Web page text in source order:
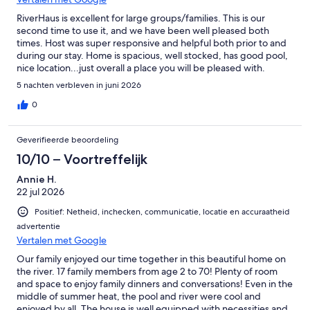
Capital // Austin.
Getting Around:
A short car or golf cart ride to downtown New Braunfels or
downtown Gruene. Grocery stores, and restaurants are nearby.
Other Things to Note:
o For guests who book on Airbnb - Max occupancy for this property
is more than 16 guests. If you will have more than 16 guests please
There is an additional guest fee of $25 per night per guest over the
base occupancy of 14 (2 per bedroom).
o Parties / events allowed - must be approved prior to booking and
will incur an additional fee. Please message us.
RiverHaus is excellent for large groups/families. This is our
second time to use it, and we have been well pleased both
times. Host was super responsive and helpful both prior to and
during our stay. Home is spacious, well stocked, has good pool,
nice location...just overall a place you will be pleased with.
5 nachten verbleven in juni 2026
0
Geverifieerde beoordeling
10/10 – Voortreffelijk
Annie H.
22 jul 2026
Positief: Netheid, inchecken, communicatie, locatie en accuraatheid
advertentie
Vertalen met Google
Our family enjoyed our time together in this beautiful home on
the river. 17 family members from age 2 to 70! Plenty of room
and space to enjoy family dinners and conversations! Even in the
middle of summer heat, the pool and river were cool and